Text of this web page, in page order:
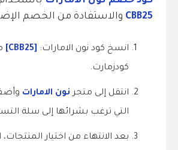
CBB25 والاستفادة من الخصم
انسخ كود نون الامارات: [CBB25]
كودزمارت.
انتقل إلى متجر نون الامارات
التي ترغب بشرائها إلى سلة
بعد الانتهاء من اختيار